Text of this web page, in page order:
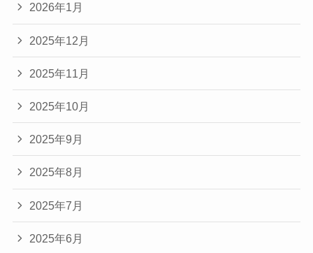
2026年1月
2025年12月
2025年11月
2025年10月
2025年9月
2025年8月
2025年7月
2025年6月